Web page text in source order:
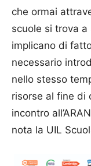
che ormai
scuole si trova
implicano di
necessario
nello stesso
risorse al fine di
incontro
nota la UIL